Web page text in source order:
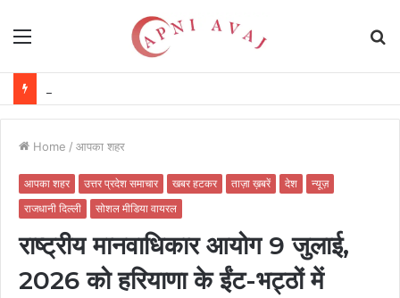
Home / आपका शहर
आपका शहर उत्तर प्रदेश समाचार खबर हटकर ताज़ा ख़बरें देश
न्यूज़
राजधानी दिल्ली
सोशल मीडिया वायरल
राष्ट्रीय मानवाधिकार आयोग 9 जुलाई,
2026 को हरियाणा के ईंट-भट्ठों में